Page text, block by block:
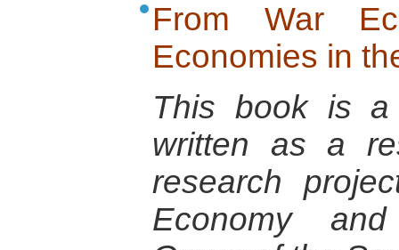
From War
Economies in
This book is a
written as a
research
Economy